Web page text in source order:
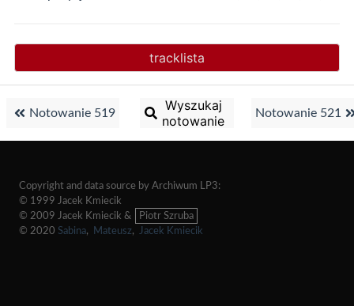
tracklista
Notowanie 519
Wyszukaj
notowanie
Notowanie 521
Copyright and data source by Archiwum LP3:
© 1999 Jacek Kmiecik
© 2009 Jacek Kmiecik &
Piotr Szruba
© 2020 Sabina, Mateusz, Jacek Kmiecik